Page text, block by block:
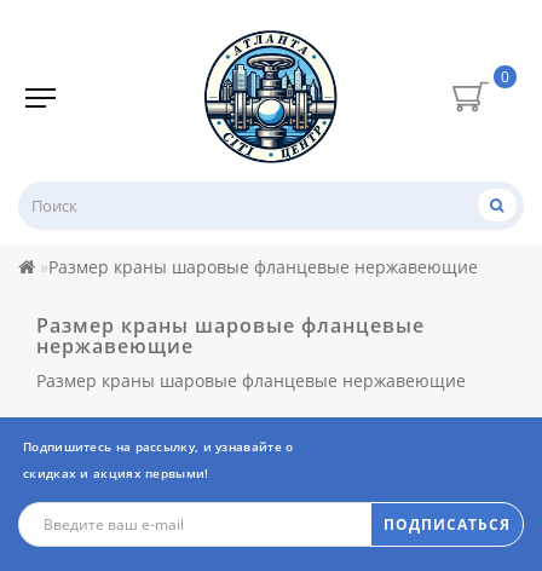
0
Размер краны шаровые фланцевые нержавеющие
Размер краны шаровые фланцевые
нержавеющие
Размер краны шаровые фланцевые нержавеющие
Подпишитесь на рассылку, и узнавайте о
скидках и акциях первыми!
ПОДПИСАТЬСЯ